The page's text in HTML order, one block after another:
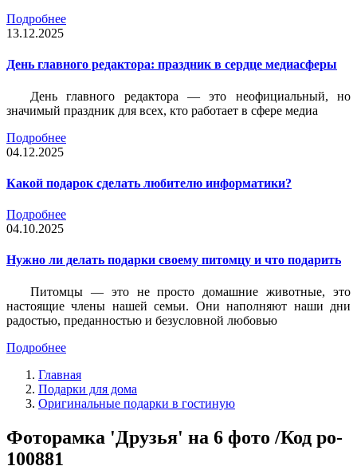
Подробнее
13.12.2025
День главного редактора: праздник в сердце медиасферы
День главного редактора — это неофициальный, но
значимый праздник для всех, кто работает в сфере медиа
Подробнее
04.12.2025
Какой подарок сделать любителю информатики?
Подробнее
04.10.2025
Нужно ли делать подарки своему питомцу и что подарить
Питомцы — это не просто домашние животные, это
настоящие члены нашей семьи. Они наполняют наши дни
радостью, преданностью и безусловной любовью
Подробнее
Главная
Подарки для дома
Оригинальные подарки в гостиную
Фоторамка 'Друзья' на 6 фото /Код po-
100881